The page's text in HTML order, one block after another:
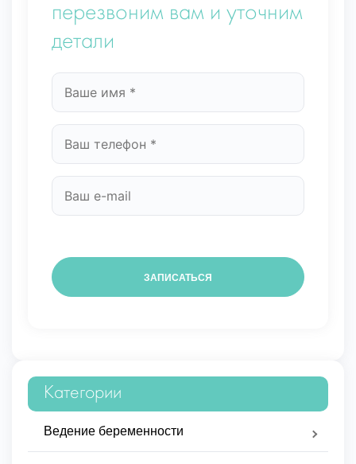
перезвоним вам и уточним
детали
Категории
Ведение беременности